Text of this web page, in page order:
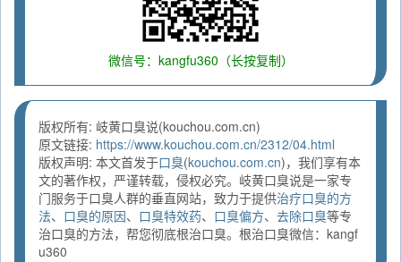
微信号：kangfu360（长按复制）
版权所有: 岐黄口臭说(kouchou.com.cn)
原文链接: https://www.kouchou.com.cn/2312/04.html
版权声明: 本文首发于口臭(kouchou.com.cn)，我们享有本
文的著作权，严谨转载，侵权必究。岐黄口臭说是一家专
门服务于口臭人群的垂直网站，致力于提供治疗口臭的方
法、 口臭的原因、 口臭特效药、 口臭偏方、 去除口臭等专
治口臭的方法，帮您彻底根治口臭。根治口臭微信：kangf
u360